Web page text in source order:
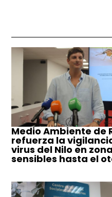
Medio Ambiente de
refuerza la
virus del Nilo en
sensibles hasta el